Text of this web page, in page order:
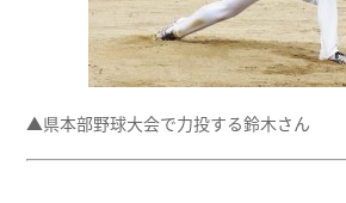
▲県本部野球大会で力投する鈴木さん